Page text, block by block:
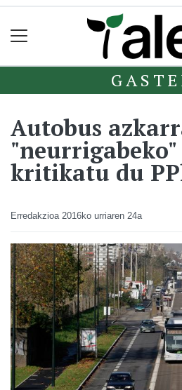
Autobus
kritikatu du
Erredakzioa 2016ko urriaren 24a